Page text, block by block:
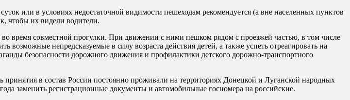
или в условиях недостаточной видимости пешеходам рекомендуется (а вне населенных пунктов
чтобы их видели водители.
во время совместной прогулки. При движении с ними пешком рядом с проезжей частью, в том числе
непредсказуемые в силу возраста действия детей, а также успеть отреагировать на
безопасности дорожного движения и профилактики детского дорожно-транспортного
в состав России постоянно проживали на территориях Донецкой и Луганской народных
заменить регистрационные документы и автомобильные госномера на российские.